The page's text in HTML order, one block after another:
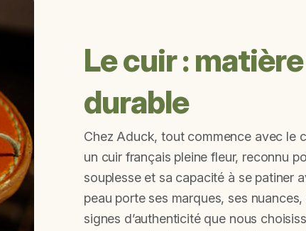
Le cuir :
durable
Chez Aduck, tout commence avec le
un cuir français pleine fleur, reconnu
souplesse et sa capacité à se patiner
peau porte ses marques, ses
signes d’authenticité que nous